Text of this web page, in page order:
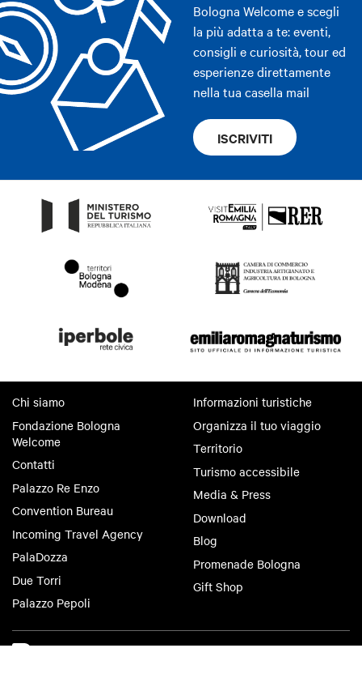
Bologna Welcome e scegli
la più adatta a te: eventi,
consigli e curiosità, tour ed
esperienze direttamente
nella tua casella mail
ISCRIVITI
Chi siamo
Fondazione Bologna
Welcome
Contatti
Palazzo Re Enzo
Convention Bureau
Incoming Travel Agency
PalaDozza
Due Torri
Palazzo Pepoli
Informazioni turistiche
Organizza il tuo viaggio
Territorio
Turismo accessibile
Media & Press
Download
Blog
Promenade Bologna
Gift Shop